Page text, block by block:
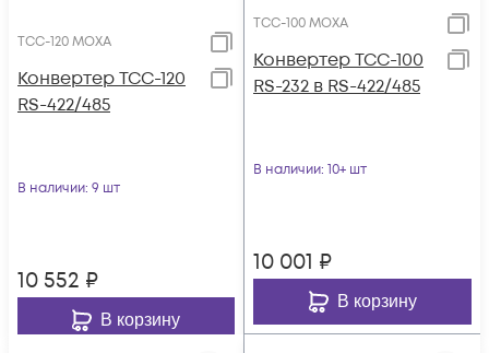
TCC-120 MOXA
Конвертер TCC-120
RS-422/485
В наличии: 9 шт
10 552 ₽
В корзину
TCC-100 MOXA
Конвертер TCC-100
RS-232 в RS-422/485
В наличии: 10+ шт
10 001 ₽
В корзину